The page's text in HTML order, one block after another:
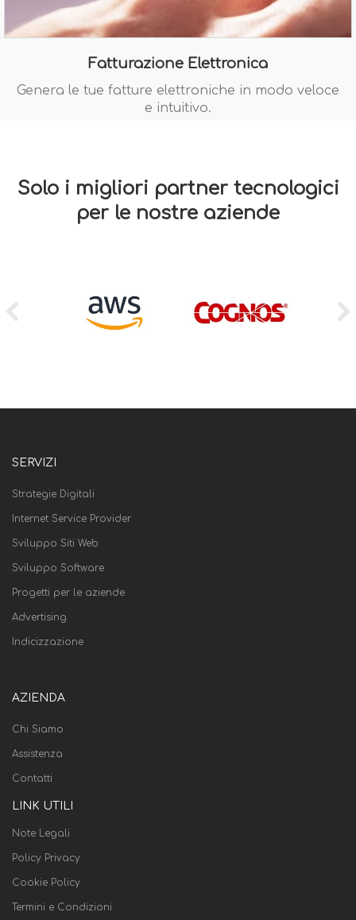
Fatturazione Elettronica
Genera le tue fatture elettroniche in modo veloce
e intuitivo.
Solo i migliori partner tecnologici
per le nostre aziende
SERVIZI
Strategie Digitali
Internet Service Provider
Sviluppo Siti Web
Sviluppo Software
Progetti per le aziende
Advertising
Indicizzazione
AZIENDA
Chi Siamo
Assistenza
Contatti
LINK UTILI
Note Legali
Policy Privacy
Cookie Policy
Termini e Condizioni